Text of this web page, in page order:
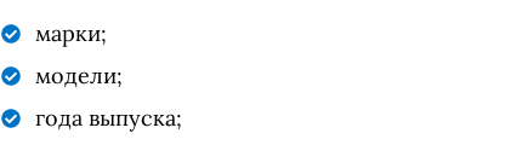
марки;
модели;
года выпуска;